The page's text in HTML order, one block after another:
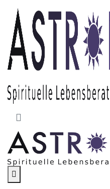
Skip to main content